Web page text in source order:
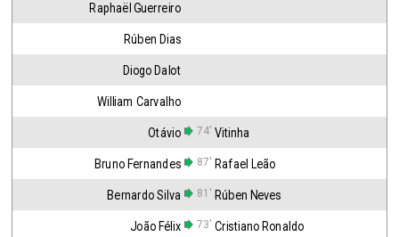
Raphaël Guerreiro
Rúben Dias
Diogo Dalot
William Carvalho
Otávio 74' Vitinha
Bruno Fernandes 87' Rafael Leão
Bernardo Silva 81' Rúben Neves
João Félix 73' Cristiano Ronaldo